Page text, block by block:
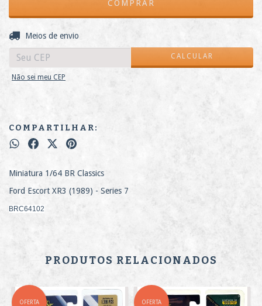
Entregas para o CEP:
Meios de envio
CALCULAR
Não sei meu CEP
COMPARTILHAR:
Miniatura 1/64 BR Classics
Ford Escort XR3 (1989) - Series 7
BRC64102
PRODUTOS RELACIONADOS
OFERTA OFERTA